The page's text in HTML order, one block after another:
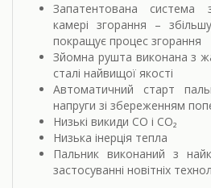
Запатентована система
камері згорання –
покращує процес згорання
Зйомна рушта виконана з
сталі найвищої якості
Автоматичний старт
напруги зі збереженням
Низькі викиди CO i CO₂
Низька інерція тепла
Пальник виконаний з
застосуванні новітніх